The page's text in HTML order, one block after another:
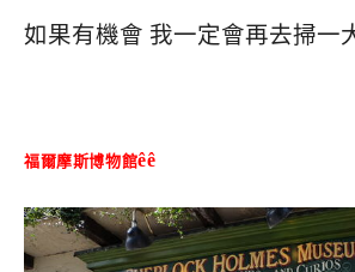
如果有機會 我一定會再去掃一
福爾摩斯博物館êê